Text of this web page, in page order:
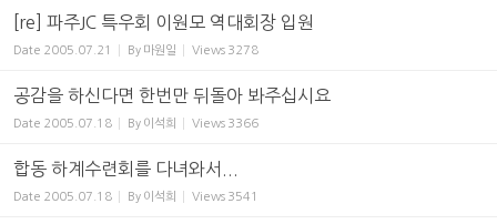
[re] 파주JC 특우회 이원모 역대회장 입원
Date 2005.07.21 By 마원일 Views 3278
공감을 하신다면 한번만 뒤돌아 봐주십시요
Date 2005.07.18 By 이석희 Views 3366
합동 하계수련회를 다녀와서...
Date 2005.07.18 By 이석희 Views 3541